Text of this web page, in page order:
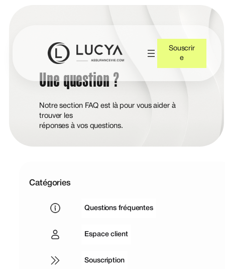
Souscrir
e
Une question ?
Notre section FAQ est là pour vous aider à
trouver les
réponses à vos questions.
Catégories
Questions fréquentes
Espace client
Souscription